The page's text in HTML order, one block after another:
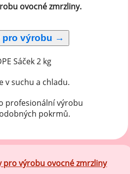
ovocné zmrzliny.
Sáček 2 kg
v suchu a chladu.
profesionální výrobu
pokrmů.
pro výrobu ovocné zmrzliny